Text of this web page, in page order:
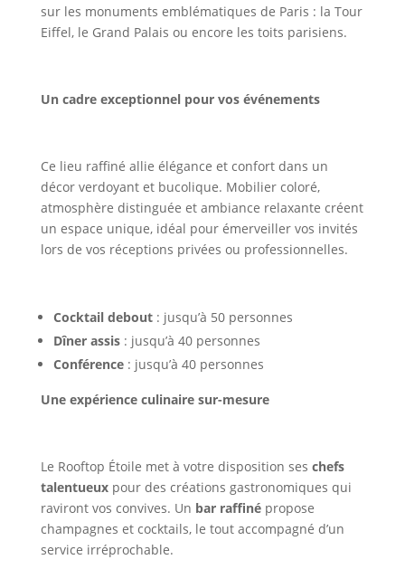
sur les monuments emblématiques de Paris : la Tour
Eiffel, le Grand Palais ou encore les toits parisiens.
Un cadre exceptionnel pour vos événements
Ce lieu raffiné allie élégance et confort dans un
décor verdoyant et bucolique. Mobilier coloré,
atmosphère distinguée et ambiance relaxante créent
un espace unique, idéal pour émerveiller vos invités
lors de vos réceptions privées ou professionnelles.
Cocktail debout: jusqu’à 50 personnes
Dîner assis: jusqu’à 40 personnes
Conférence: jusqu’à 40 personnes
Une expérience culinaire sur-mesure
Le Rooftop Étoile met à votre disposition ses chefs
talentueuxpour des créations gastronomiques qui
raviront vos convives. Un bar raffinépropose
champagnes et cocktails, le tout accompagné d’un
service irréprochable.